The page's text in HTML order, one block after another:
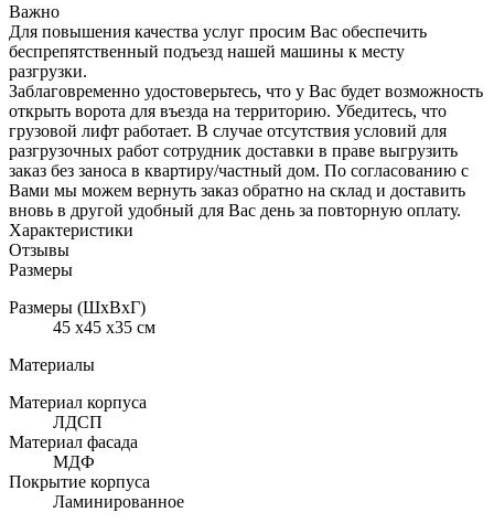
Важно
Для повышения качества услуг просим Вас обеспечить
беспрепятственный подъезд нашей машины к месту
разгрузки.
Заблаговременно удостоверьтесь, что у Вас будет возможность
открыть ворота для въезда на территорию. Убедитесь, что
грузовой лифт работает. В случае отсутствия условий для
разгрузочных работ сотрудник доставки в праве выгрузить
заказ без заноса в квартиру/частный дом. По согласованию с
Вами мы можем вернуть заказ обратно на склад и доставить
вновь в другой удобный для Вас день за повторную оплату.
Характеристики
Отзывы
Размеры
Размеры (ШхВхГ)
45 x45 x35 см
Материалы
Материал корпуса
ЛДСП
Материал фасада
МДФ
Покрытие корпуса
Ламинированное